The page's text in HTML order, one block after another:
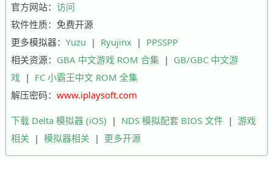
官方网站： 访问
软件性质：免费开源
更多模拟器： Yuzu | Ryujinx | PPSSPP
相关资源： GBA 中文游戏 ROM 合集 | GB/GBC 中文游
戏 | FC 小霸王中文 ROM 全集
解压密码： www.iplaysoft.com
下载 Delta 模拟器 (iOS) | NDS 模拟配套 BIOS 文件 | 游戏
相关 | 模拟器相关 | 更多开源